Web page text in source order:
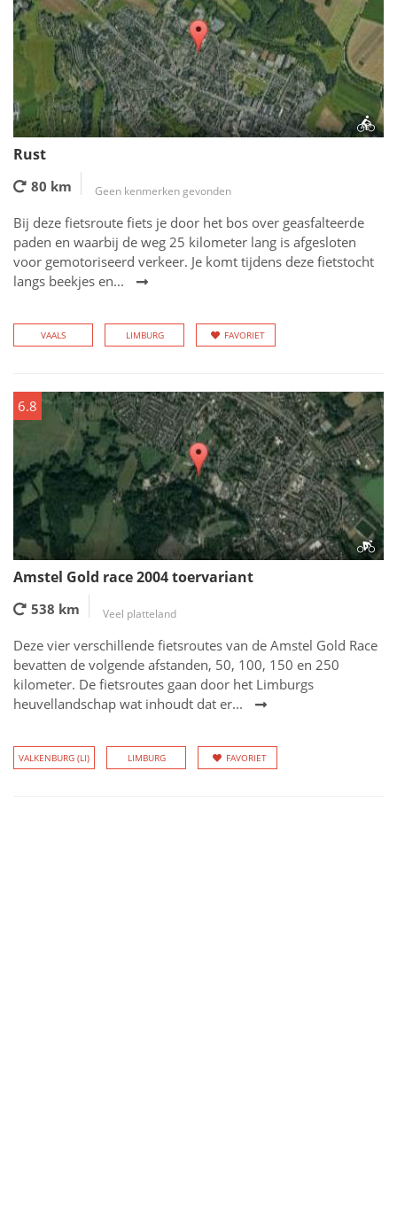
Rust
80 km Geen kenmerken gevonden
Bij deze fietsroute fiets je door het bos over geasfalteerde
paden en waarbij de weg 25 kilometer lang is afgesloten
voor gemotoriseerd verkeer. Je komt tijdens deze fietstocht
langs beekjes en...
VAALS LIMBURG FAVORIET
6.8
Amstel Gold race 2004 toervariant
538 km Veel platteland
Deze vier verschillende fietsroutes van de Amstel Gold Race
bevatten de volgende afstanden, 50, 100, 150 en 250
kilometer. De fietsroutes gaan door het Limburgs
heuvellandschap wat inhoudt dat er...
VALKENBURG (LI) LIMBURG FAVORIET